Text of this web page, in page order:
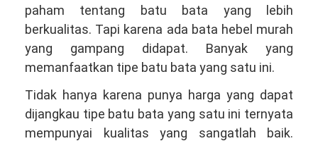
paham tentang batu bata yang lebih
berkualitas. Tapi karena ada bata hebel murah
yang gampang didapat. Banyak yang
memanfaatkan tipe batu bata yang satu ini.
Tidak hanya karena punya harga yang dapat
dijangkau tipe batu bata yang satu ini ternyata
mempunyai kualitas yang sangatlah baik.